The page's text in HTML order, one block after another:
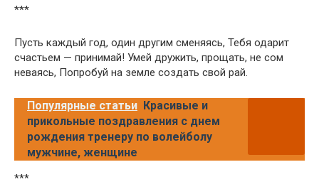
***
Пусть каждый год, один другим сменяясь, Тебя одарит
счастьем — принимай! Умей дружить, прощать, не сом
неваясь, Попробуй на земле создать свой рай.
Популярные статьи Красивые и
прикольные поздравления с днем
рождения тренеру по волейболу
мужчине, женщине
***